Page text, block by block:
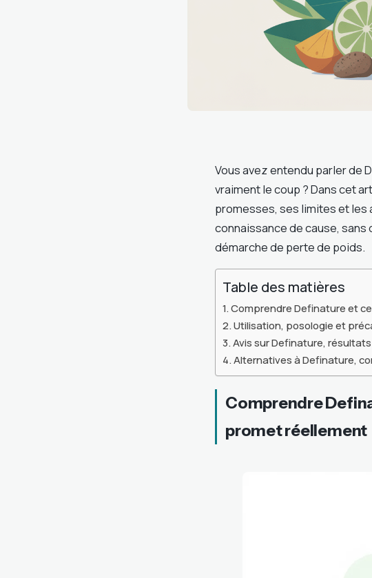
Vous avez entendu parler de
vraiment le coup ? Dans cet
promesses, ses limites et les
connaissance de cause, sans
démarche de perte de poids.
Table des matières
Comprendre Definature et
Utilisation, posologie et
Avis sur Definature,
Alternatives à Definature,
Comprendre
promet réellement